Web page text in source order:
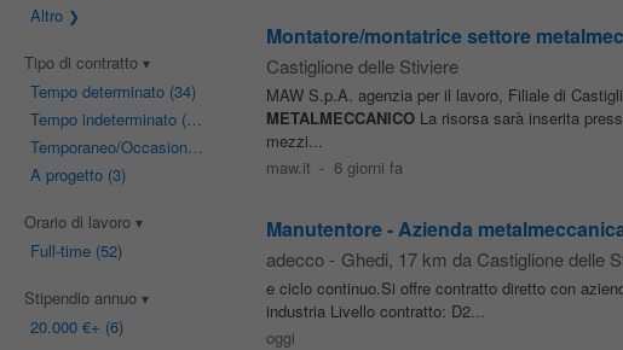
Altro
Tipo di contratto
Tempo determinato(34)
Tempo indeterminato(29)
Temporaneo/Occasionale
A progetto(3)
Orario di lavoro
Full-time(52)
Stipendio annuo
20.000 €+ (6)
Montatore/montatrice settore
Castiglione delle Stiviere
MAW S.p.A. agenzia per il lavoro, Filiale di
METALMECCANICOLa risorsa sarà inserita
mezzi...
maw.it - 6 giorni fa
Manutentore - Azienda
adecco - Ghedi, 17 km da Castiglione delle
e ciclo continuo.Si offre contratto diretto con
industria Livello contratto: D2...
oggi